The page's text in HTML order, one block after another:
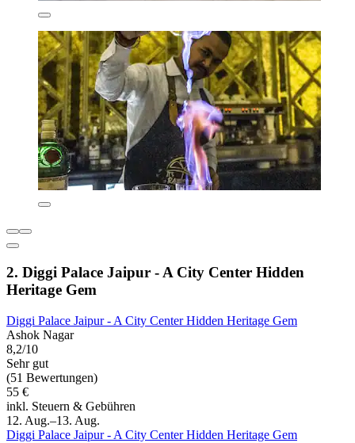
2. Diggi Palace Jaipur - A City Center Hidden
Heritage Gem
Diggi Palace Jaipur - A City Center Hidden Heritage Gem
Ashok Nagar
8,2/10
Sehr gut
(51 Bewertungen)
55 €
inkl. Steuern & Gebühren
12. Aug.–13. Aug.
Diggi Palace Jaipur - A City Center Hidden Heritage Gem